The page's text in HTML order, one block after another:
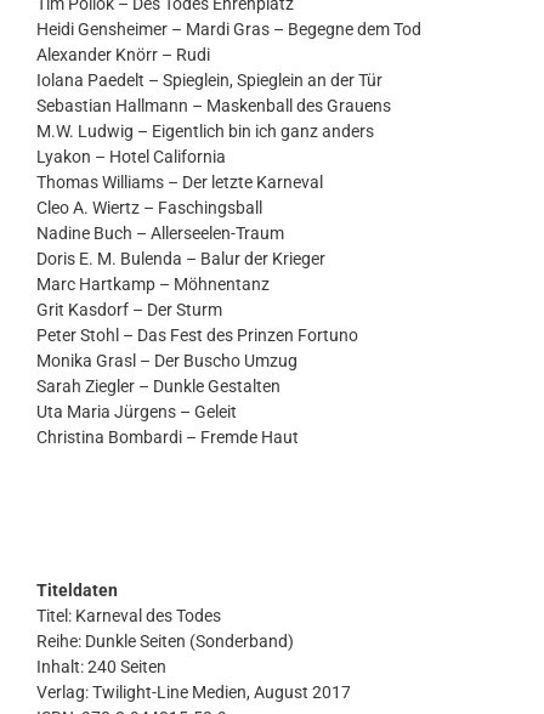
Tim Pollok – Des Todes Ehrenplatz
Heidi Gensheimer – Mardi Gras – Begegne dem Tod
Alexander Knörr – Rudi
Iolana Paedelt – Spieglein, Spieglein an der Tür
Sebastian Hallmann – Maskenball des Grauens
M.W. Ludwig – Eigentlich bin ich ganz anders
Lyakon – Hotel California
Thomas Williams – Der letzte Karneval
Cleo A. Wiertz – Faschingsball
Nadine Buch – Allerseelen-Traum
Doris E. M. Bulenda – Balur der Krieger
Marc Hartkamp – Möhnentanz
Grit Kasdorf – Der Sturm
Peter Stohl – Das Fest des Prinzen Fortuno
Monika Grasl – Der Buscho Umzug
Sarah Ziegler – Dunkle Gestalten
Uta Maria Jürgens – Geleit
Christina Bombardi – Fremde Haut
Titeldaten
Titel: Karneval des Todes
Reihe: Dunkle Seiten (Sonderband)
Inhalt: 240 Seiten
Verlag: Twilight-Line Medien, August 2017